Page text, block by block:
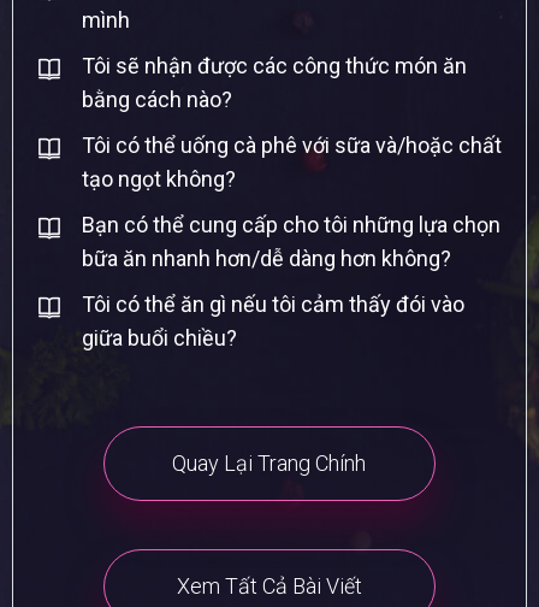
mình
Tôi sẽ nhận được các công thức món ăn
bằng cách nào?
Tôi có thể uống cà phê với sữa và/hoặc chất
tạo ngọt không?
Bạn có thể cung cấp cho tôi những lựa chọn
bữa ăn nhanh hơn/dễ dàng hơn không?
Tôi có thể ăn gì nếu tôi cảm thấy đói vào
giữa buổi chiều?
Quay Lại Trang Chính
Xem Tất Cả Bài Viết